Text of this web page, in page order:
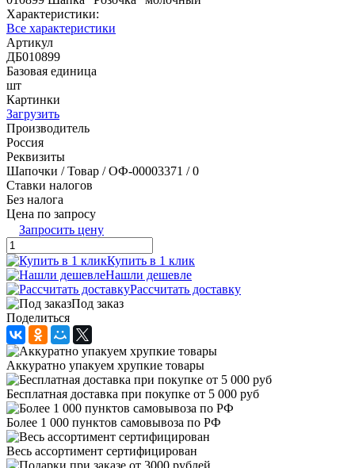
Характеристики:
Все характеристики
Артикул
ДБ010899
Базовая единица
шт
Картинки
Загрузить
Производитель
Россия
Реквизиты
Шапочки / Товар / ОФ-00003371 / 0
Ставки налогов
Без налога
Цена по запросу
Запросить цену
Купить в 1 клик
Нашли дешевле
Рассчитать доставку
Под заказ
Поделиться
Аккуратно упакуем хрупкие товары
Бесплатная доставка при покупке от 5 000 руб
Более 1 000 пунктов самовывоза по РФ
Весь ассортимент сертифицирован